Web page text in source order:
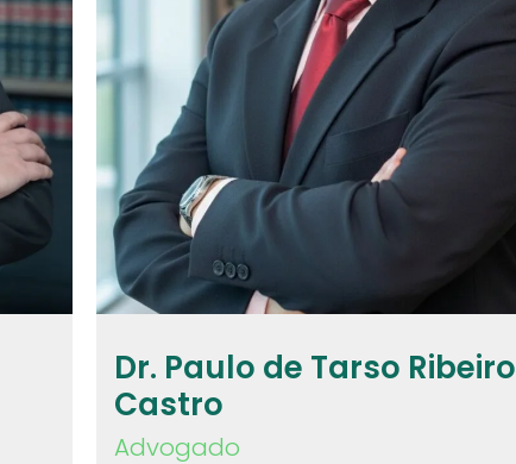
Dr. Paulo de Tarso
Castro
Advogado